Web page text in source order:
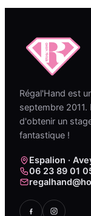
Régal'Hand est
septembre
d'obtenir un
fantastique !
Espalion ·
06 23 89 01